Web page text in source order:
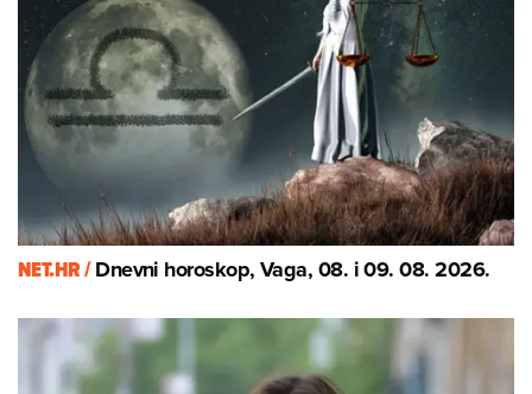
NET.HR /Dnevni horoskop, Vaga, 08. i 09. 08. 2026.